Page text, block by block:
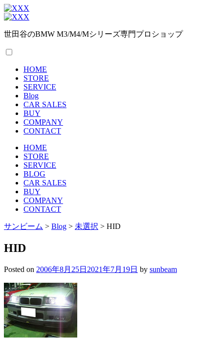
世田谷のBMW M3/M4/Mシリーズ専門プロショップ
HOME
STORE
SERVICE
Blog
CAR SALES
BUY
COMPANY
CONTACT
HOME
STORE
SERVICE
BLOG
CAR SALES
BUY
COMPANY
CONTACT
サンビーム > Blog > 未選択 > HID
HID
Posted on 2006年8月25日 2021年7月19日 by sunbeam